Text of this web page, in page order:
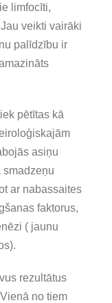
limfocīti,
veikti vairāki
palīdzību ir
pētītas kā
asiņu
smadzeņu
ar nabassaites
faktorus,
( jaunu
rezultātus
no tiem